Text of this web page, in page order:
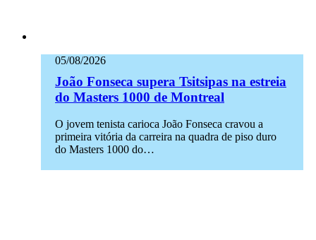
05/08/2026
João Fonseca supera Tsitsipas na estreia
do Masters 1000 de Montreal
O jovem tenista carioca João Fonseca cravou a
primeira vitória da carreira na quadra de piso duro
do Masters 1000 do…